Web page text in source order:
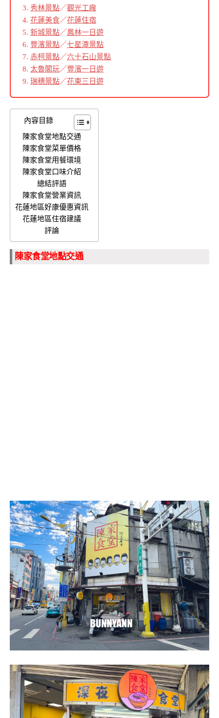
秀林景點／觀光工廠
花蓮美食／花蓮住宿
新城景點／鳳林一日遊
豐濱景點／七星潭景點
赤柯景點／六十石山景點
太魯閣玩／豐濱一日遊
瑞穗景點／花東三日遊
內容目錄
陳家食堂地點交通
陳家食堂菜單價格
陳家食堂用餐環境
陳家食堂口味介紹
總結評語
陳家食堂營業資訊
花蓮地區好康優惠資訊
花蓮地區住宿建議
評論
陳家食堂地點交通